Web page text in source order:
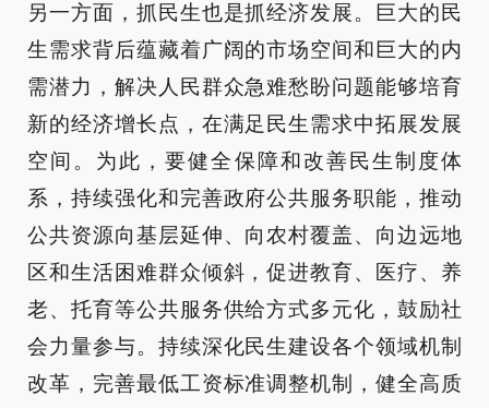
另一方面，抓民生也是抓经济发展。巨大的民
生需求背后蕴藏着广阔的市场空间和巨大的内
需潜力，解决人民群众急难愁盼问题能够培育
新的经济增长点，在满足民生需求中拓展发展
空间。为此，要健全保障和改善民生制度体
系，持续强化和完善政府公共服务职能，推动
公共资源向基层延伸、向农村覆盖、向边远地
区和生活困难群众倾斜，促进教育、医疗、养
老、托育等公共服务供给方式多元化，鼓励社
会力量参与。持续深化民生建设各个领域机制
改革，完善最低工资标准调整机制，健全高质